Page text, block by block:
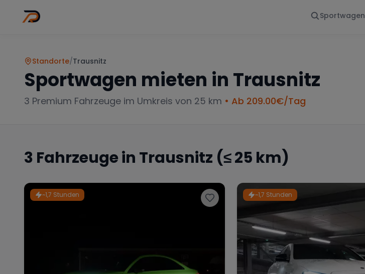
Sportwagen
Standorte/Trausnitz
Sportwagen mieten in Trausnitz
3 Premium Fahrzeuge im Umkreis von 25 km • Ab 209.00€/Tag
3 Fahrzeuge in Trausnitz (≤ 25 km)
~1,7 Stunden ~1,7 Stunden